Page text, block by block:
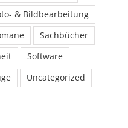
& Bildbearbeitung
Sachbücher
Software
Uncategorized